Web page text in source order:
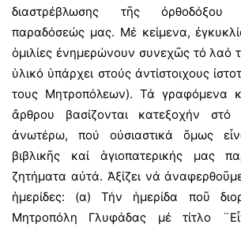
διαστρέβλωσης τῆς ὀρθοδόξου
παραδόσεώς μας. Μέ κείμενα,
ὁμιλίες ἐνημερώνουν συνεχῶς τό λαό
ὑλικό ὑπάρχει στούς ἀντίστοιχους
τους Μητροπόλεων). Τά γραφόμενα
ἄρθρου βασίζονται κατεξοχήν
ἀνωτέρω, πού οὐσιαστικά ὅμως
βιβλικῆς καί ἁγιοπατερικής μας
ζητήματα αὐτά. Ἀξίζει νά
ἡμερίδες: (α) Τήν ἡμερίδα ποῦ
Μητροπόλη Γλυφάδας μέ τίτλο